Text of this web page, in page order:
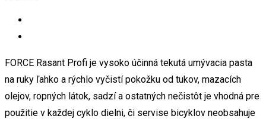
FORCE Rasant Profi je vysoko účinná tekutá umývacia pasta
na ruky ľahko a rýchlo vyčistí pokožku od tukov, mazacích
olejov, ropných látok, sadzí a ostatných nečistôt je vhodná pre
použitie v každej cyklo dielni, či servise bicyklov neobsahuje